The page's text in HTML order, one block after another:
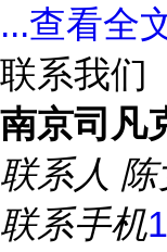
...查看全
联系我们
南京司凡
联系人 陈
联系手机